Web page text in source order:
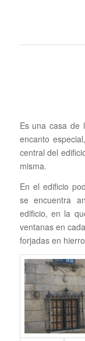
Es una casa de
encanto
central del
misma.
En el edificio
se encuentra
edificio, en la
ventanas en
forjadas en